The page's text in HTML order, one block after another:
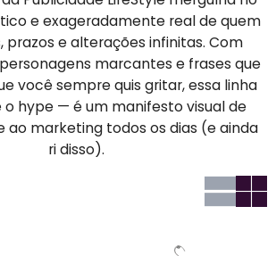
e exageradamente real de quem
prazos e alterações infinitas. Com
marcantes e frases que
você sempre quis gritar, essa linha
o hype — é um manifesto visual de
ao marketing todos os dias (e ainda
ri disso).